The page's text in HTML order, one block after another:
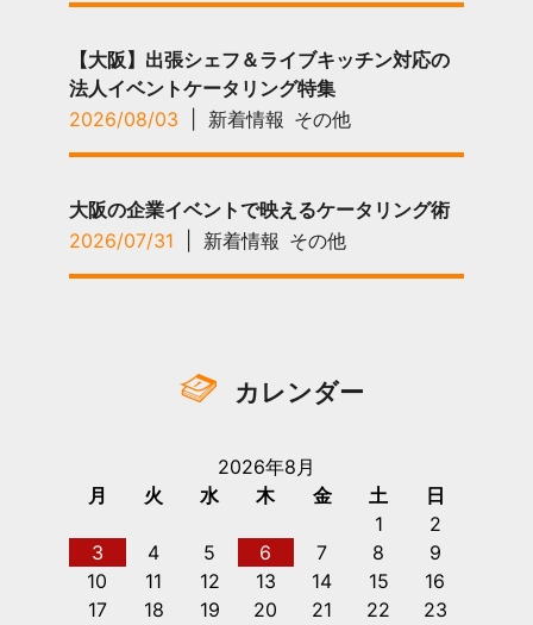
【大阪】出張シェフ＆ライブキッチン対応の
法人イベントケータリング特集
2026/08/03
新着情報 その他
大阪の企業イベントで映えるケータリング術
2026/07/31
新着情報 その他
カレンダー
2026年8月
月
火 水 木 金 土
日
1
2
3
4 5 6 7 8
9
10
11 12 13 14 15
16
17
18 19 20 21 22 23